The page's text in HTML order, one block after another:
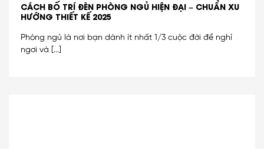
CÁCH BỐ TRÍ ĐÈN PHÒNG NGỦ HIỆN ĐẠI – CHUẨN XU
HƯỚNG THIẾT KẾ 2025
Phòng ngủ là nơi bạn dành ít nhất 1/3 cuộc đời để nghỉ
ngơi và [...]